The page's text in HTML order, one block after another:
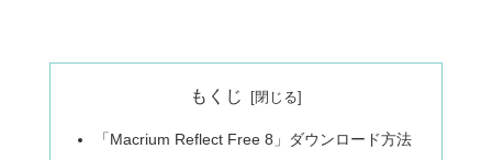
もくじ
「Macrium Reflect Free 8」ダウンロード方法